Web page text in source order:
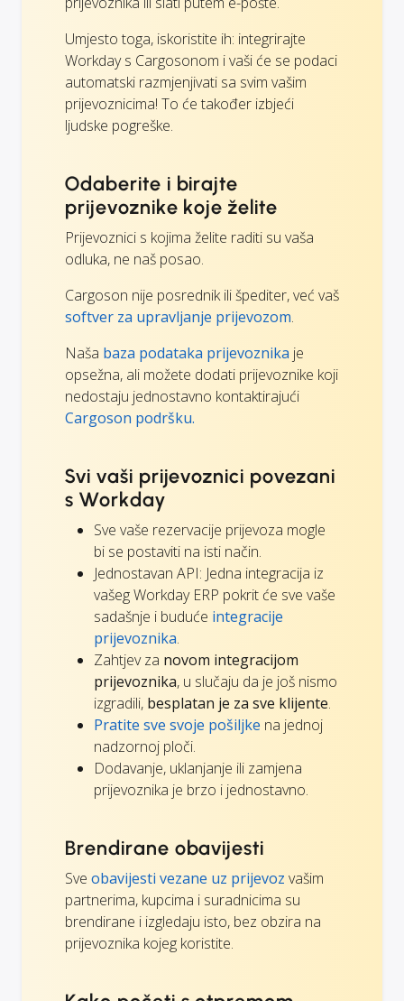
Umjesto toga, iskoristite ih: integrirajte
Workday s Cargosonom i vaši će se podaci
automatski razmjenjivati sa svim vašim
prijevoznicima! To će također izbjeći
ljudske pogreške.
Odaberite i birajte
prijevoznike koje želite
Prijevoznici s kojima želite raditi su vaša
odluka, ne naš posao.
Cargoson nije posrednik ili špediter, već vaš
softver za upravljanje prijevozom.
Naša baza podataka prijevoznika je
opsežna, ali možete dodati prijevoznike koji
nedostaju jednostavno kontaktirajući
Cargoson podršku.
Svi vaši prijevoznici povezani
s Workday
Sve vaše rezervacije prijevoza mogle
bi se postaviti na isti način.
Jednostavan API: Jedna integracija iz
vašeg Workday ERP pokrit će sve vaše
sadašnje i buduće integracije
prijevoznika.
Zahtjev za novom integracijom
prijevoznika, u slučaju da je još nismo
izgradili, besplatan je za sve klijente.
Pratite sve svoje pošiljke na jednoj
nadzornoj ploči.
Dodavanje, uklanjanje ili zamjena
prijevoznika je brzo i jednostavno.
Brendirane obavijesti
Sve obavijesti vezane uz prijevoz vašim
partnerima, kupcima i suradnicima su
brendirane i izgledaju isto, bez obzira na
prijevoznika kojeg koristite.